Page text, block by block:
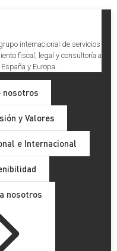
internacional de servicios
fiscal, legal y consultoría a
y Europa.
nosotros
y Valores
e Internacional
nosotros